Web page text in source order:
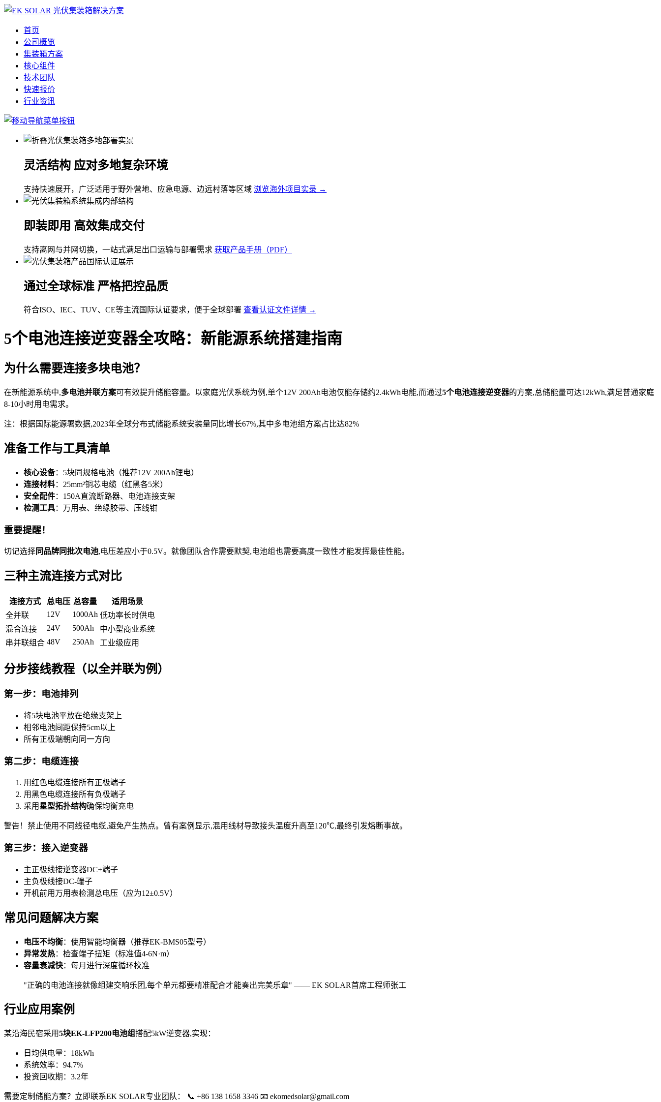
首页
公司概览
集装箱方案
核心组件
技术团队
快速报价
行业资讯
灵活结构 应对多地复杂环境
支持快速展开，广泛适用于野外营地、应急电源、边远村落等区域 浏览海外项目实录 →
即装即用 高效集成交付
支持离网与并网切换，一站式满足出口运输与部署需求 获取产品手册（PDF）
通过全球标准 严格把控品质
符合ISO、IEC、TUV、CE等主流国际认证要求，便于全球部署 查看认证文件详情 →
5个电池连接逆变器全攻略：新能源系统搭建指南
为什么需要连接多块电池？
在新能源系统中,多电池并联方案可有效提升储能容量。以家庭光伏系统为例,单个12V 200Ah电池仅能存储约2.4kWh电能,而通过5个电池连接逆变器的方案,总储能量可达12kWh,满足普通家庭
8-10小时用电需求。
注：根据国际能源署数据,2023年全球分布式储能系统安装量同比增长67%,其中多电池组方案占比达82%
准备工作与工具清单
核心设备：5块同规格电池（推荐12V 200Ah锂电）
连接材料：25mm²铜芯电缆（红黑各5米）
安全配件：150A直流断路器、电池连接支架
检测工具：万用表、绝缘胶带、压线钳
重要提醒！
切记选择 同品牌同批次电池,电压差应小于0.5V。就像团队合作需要默契,电池组也需要高度一致性才能发挥最佳性能。
三种主流连接方式对比
连接方式 总电压 总容量
适用场景
全并联
12V 1000Ah 低功率长时供电
混合连接
24V 500Ah
中小型商业系统
串并联组合 48V 250Ah 工业级应用
分步接线教程（以全并联为例）
第一步：电池排列
将5块电池平放在绝缘支架上
相邻电池间距保持5cm以上
所有正极端朝向同一方向
第二步：电缆连接
用红色电缆连接所有正极端子
用黑色电缆连接所有负极端子
采用星型拓扑结构确保均衡充电
警告！禁止使用不同线径电缆,避免产生热点。曾有案例显示,混用线材导致接头温度升高至120℃,最终引发熔断事故。
第三步：接入逆变器
主正极线接逆变器DC+端子
主负极线接DC-端子
开机前用万用表检测总电压（应为12±0.5V）
常见问题解决方案
电压不均衡：使用智能均衡器（推荐EK-BMS05型号）
异常发热：检查端子扭矩（标准值4-6N·m）
容量衰减快：每月进行深度循环校准
"正确的电池连接就像组建交响乐团,每个单元都要精准配合才能奏出完美乐章" —— EK SOLAR首席工程师张工
行业应用案例
某沿海民宿采用5块EK-LFP200电池组搭配5kW逆变器,实现：
日均供电量：18kWh
系统效率：94.7%
投资回收期：3.2年
需要定制储能方案？立即联系EK SOLAR专业团队： 📞 +86 138 1658 3346 📧 ekomedsolar@gmail.com